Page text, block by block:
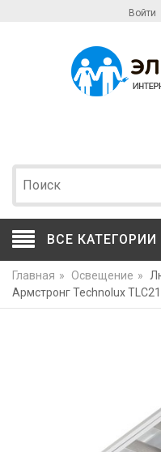
Войти
ВСЕ КАТЕГОРИИ
Главная » Освещение »
Армстронг Technoluх